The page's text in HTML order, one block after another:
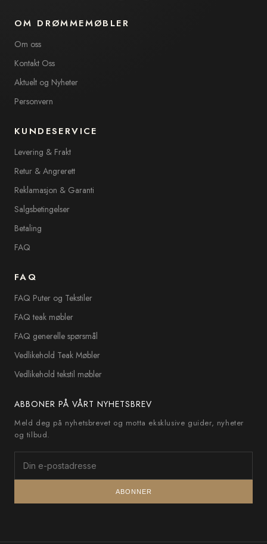
OM DRØMMEMØBLER
Om oss
Kontakt Oss
Aktuelt og Nyheter
Personvern
KUNDESERVICE
Levering & Frakt
Retur & Angrerett
Reklamasjon & Garanti
Salgsbetingelser
Betaling
FAQ
FAQ
FAQ Puter og Tekstiler
FAQ teak møbler
FAQ generelle spørsmål
Vedlikehold Teak Møbler
Vedlikehold tekstil møbler
ABBONER PÅ VÅRT NYHETSBREV
Meld deg på nyhetsbrevet og motta eksklusive guider, nyheter
og tilbud.
ABONNER